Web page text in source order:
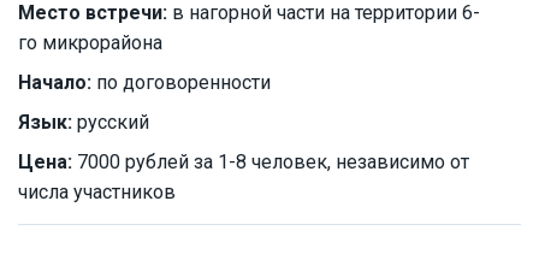
Место встречи: в нагорной части на территории 6-
го микрорайона
Начало: по договоренности
Язык: русский
Цена: 7000 рублей за 1-8 человек, независимо от
числа участников